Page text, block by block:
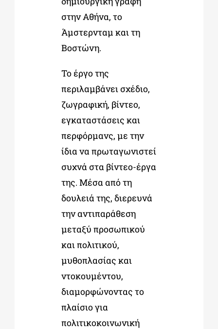
στην Αθήνα, το
Άμστερνταμ και τη
Βοστώνη.
Το έργο της
περιλαμβάνει σχέδιο,
ζωγραφική, βίντεο,
εγκαταστάσεις και
περφόρμανς, με την
ίδια να πρωταγωνιστεί
συχνά στα βίντεο-έργα
της. Μέσα από τη
δουλειά της, διερευνά
την αντιπαράθεση
μεταξύ προσωπικού
και πολιτικού,
μυθοπλασίας και
ντοκουμέντου,
διαμορφώνοντας το
πλαίσιο για
πολιτικοκοινωνική